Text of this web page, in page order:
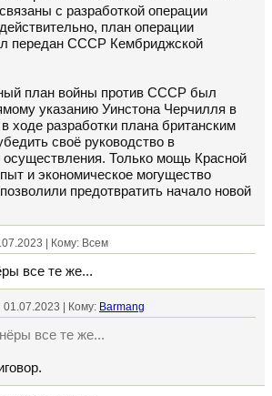
с разработкой операции
план операции
передан СССР Кембриджской
план войны против СССР был
указанию Уинстона Черчилля в
ходе разработки плана британским
своё руководство в
осуществления. Только мощь Красной
и экономическое могущество
предотвратить начало новой
| Кому: Всем
все те же...
01.07.2023 | Кому: Barmang
все те же...